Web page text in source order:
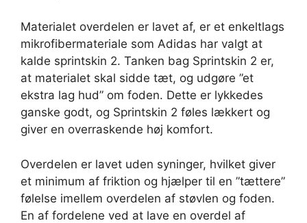
Materialet overdelen er lavet af, er et enkeltlags
mikrofibermateriale som Adidas har valgt at
kalde sprintskin 2. Tanken bag Sprintskin 2 er,
at materialet skal sidde tæt, og udgøre ”et
ekstra lag hud” om foden. Dette er lykkedes
ganske godt, og Sprintskin 2 føles lækkert og
giver en overraskende høj komfort.
Overdelen er lavet uden syninger, hvilket giver
et minimum af friktion og hjælper til en ”tættere”
følelse imellem overdelen af støvlen og foden.
En af fordelene ved at lave en overdel af